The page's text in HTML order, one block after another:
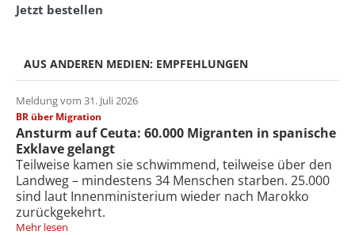
Jetzt bestellen
AUS ANDEREN MEDIEN: EMPFEHLUNGEN
Meldung vom 31. Juli 2026
BR über Migration
Ansturm auf Ceuta: 60.000 Migranten in spanische
Exklave gelangt
Teilweise kamen sie schwimmend, teilweise über den
Landweg – mindestens 34 Menschen starben. 25.000
sind laut Innenministerium wieder nach Marokko
zurückgekehrt.
Mehr lesen